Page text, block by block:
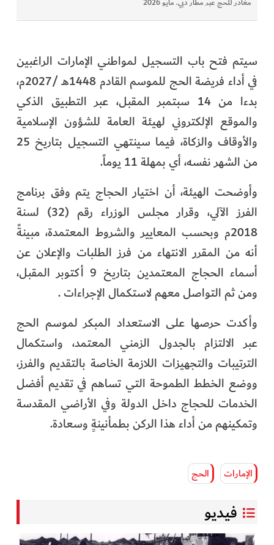
مغادر للحج عبر مطار دبي. مايو 2026
سيتم فتح باب التسجيل لمواطني الإمارات الراغبين
في أداء فريضة الحج للموسم القادم 1448هـ /2027م،
بدءا من 14 سبتمبر المقبل، عبر التطبيق الذكي
والموقع الإلكتروني لهيئة العامة للشؤون الإسلامية
والأوقاف والزكاة، فيما سينتهي التسجيل بتاريخ 25
من الشهر نفسه، أي بمهلة 11 يوماً.
وأوضحت الهيئة، أن اختيار الحجاج يتم وفق برنامج
الفرز الآلي، وقرار مجلس الوزراء رقم (32) لسنة
2018م وبحسب المعايير والشروط المعتمدة، مبينةً
أنه من المقرر الانتهاء من فرز الطلبات والإعلان عن
أسماء الحجاج المعتمدين بتاريخ 9 أكتوبر المقبل،
ومن ثم التواصل معهم لاستكمال الإجراءات .
وأكدت حرصها على الاستعداد المبكر لموسم الحج
عبر الالتزام بالجدول الزمني المعتمد، واستكمال
الترتيبات والتجهيزات اللازمة الخاصة بالتقديم والفرز،
ووضع الخطط الطموحة التي تساهم في تقديم أفضل
الخدمات للحجاج داخل الدولة وفي الأراضي المقدسة
وتمكينهم من أداء هذا الركن بطمأنينةٍ وسعادة.
الإمارات الحج
فيديو